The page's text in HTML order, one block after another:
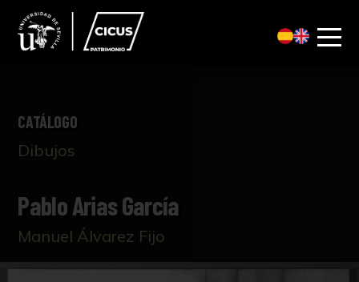
CATÁLOGO
Dibujos
Pablo Arias García
Manuel Álvarez Fijo